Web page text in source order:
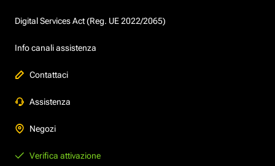
Digital Services Act (Reg. UE 2022/2065)
Info canali assistenza
Contattaci
Assistenza
Negozi
Verifica attivazione